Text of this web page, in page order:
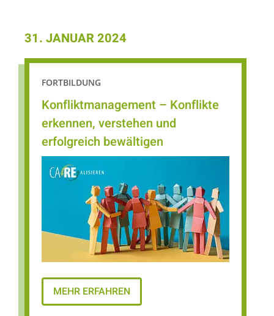
31. JANUAR 2024
FORTBILDUNG
Konfliktmanagement – Konflikte
erkennen, verstehen und
erfolgreich bewältigen
MEHR ERFAHREN